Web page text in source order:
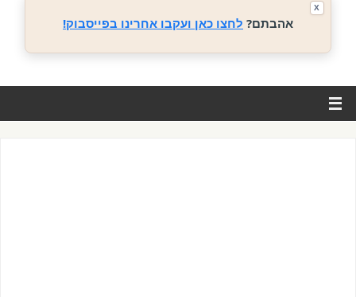
אהבתם? לחצו כאן ועקבו אחרינו בפייסבוק!
X